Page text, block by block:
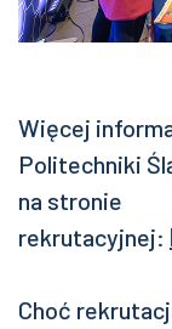
Więcej
Politechniki
na stronie
rekrutacyjnej:
Choć